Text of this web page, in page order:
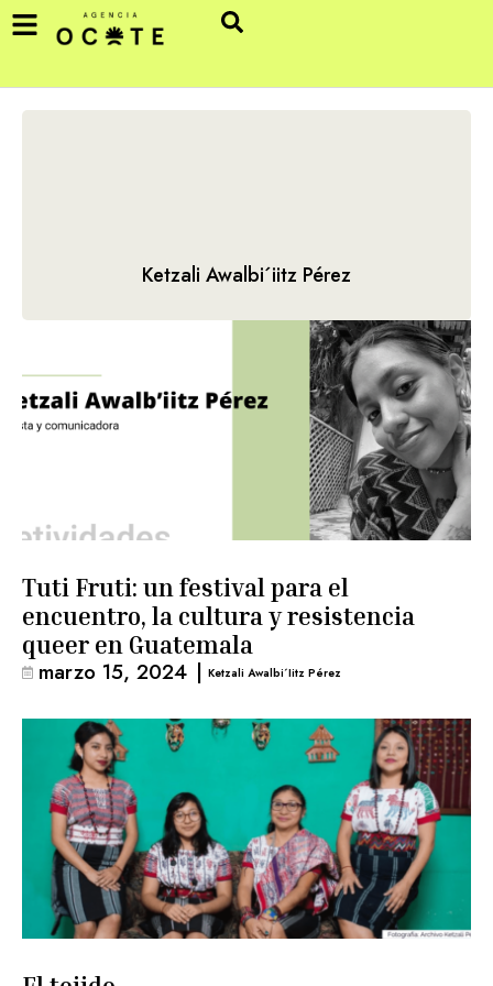
Ketzali Awalbi´iitz Pérez
Tuti Fruti: un festival para el
encuentro, la cultura y resistencia
queer en Guatemala
marzo 15, 2024 | Ketzali Awalbi´iitz Pérez